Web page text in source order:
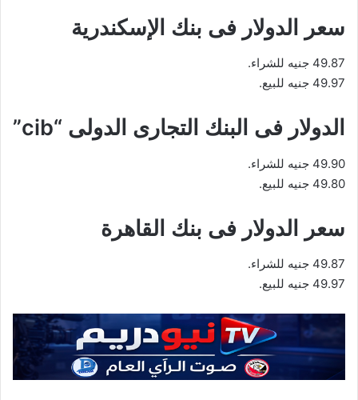
سعر الدولار فى بنك الإسكندرية
49.87 جنيه للشراء.
49.97 جنيه للبيع.
الدولار فى البنك التجارى الدولى “cib”
49.90 جنيه للشراء.
49.80 جنيه للبيع.
سعر الدولار فى بنك القاهرة
49.87 جنيه للشراء.
49.97 جنيه للبيع.